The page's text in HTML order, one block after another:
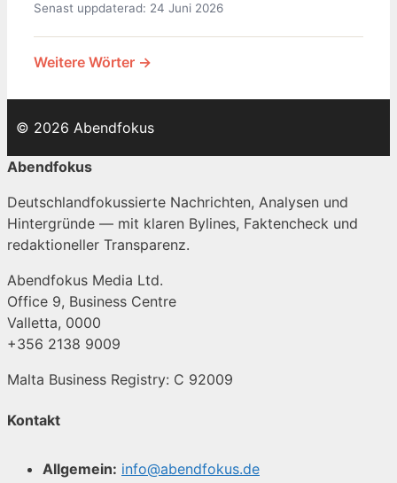
Senast uppdaterad: 24 Juni 2026
Weitere Wörter →
© 2026 Abendfokus
Abendfokus
Deutschlandfokussierte Nachrichten, Analysen und
Hintergründe — mit klaren Bylines, Faktencheck und
redaktioneller Transparenz.
Abendfokus Media Ltd.
Office 9, Business Centre
Valletta, 0000
+356 2138 9009
Malta Business Registry: C 92009
Kontakt
Allgemein: info@abendfokus.de